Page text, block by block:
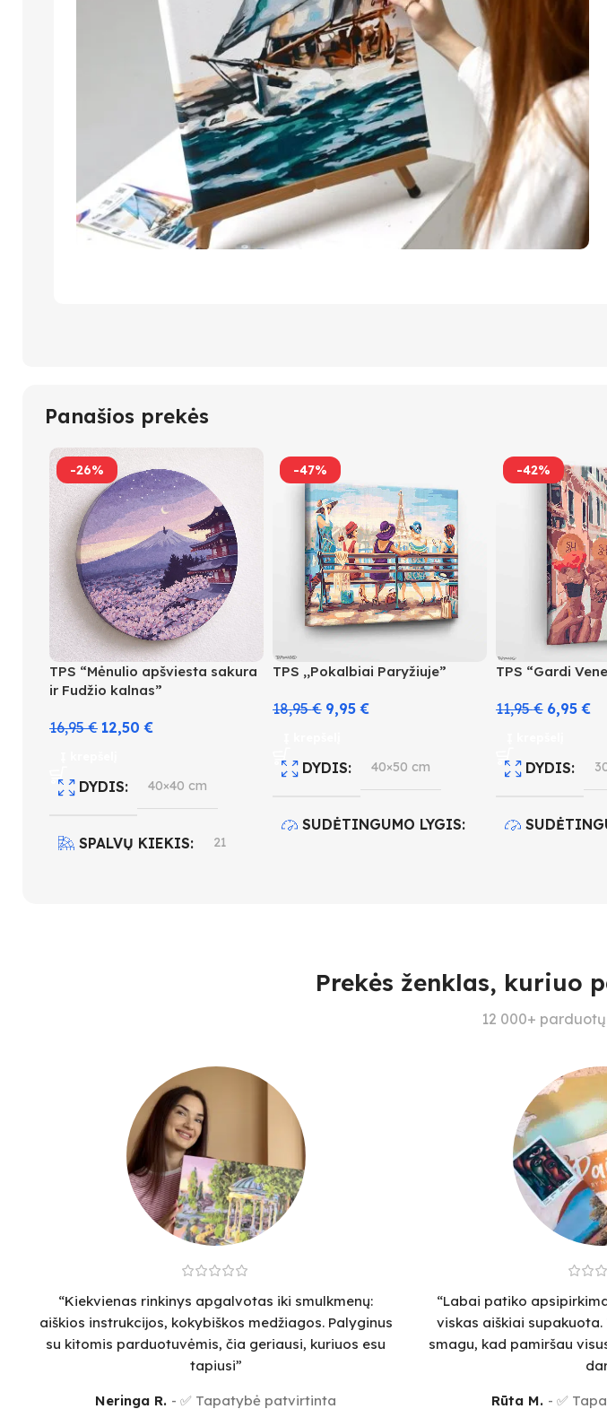
Panašios prekės
-26%
TPS “Mėnulio apšviesta sakura
ir Fudžio kalnas”
16,95€ 12,50€
DYDIS 40×40 cm
SPALVŲ KIEKIS 21
-47%
TPS ,,Pokalbiai Paryžiuje”
18,95€ 9,95€
DYDIS 40×50 cm
SUDĖTINGUMO LYGIS
-42%
TPS “Gardi
11,95€ 6,95€
DYDIS
Prekės ženklas, kuriuo
12 000+
“Kiekvienas rinkinys apgalvotas iki smulkmenų:
aiškios instrukcijos, kokybiškos medžiagos. Palyginus
su kitomis parduotuvėmis, čia geriausi, kuriuos esu
tapiusi”
Neringa R. ✅ Tapatybė patvirtinta
“Labai patiko
viskas aiškiai
smagu, kad pamiršau
Rūta M. ✅